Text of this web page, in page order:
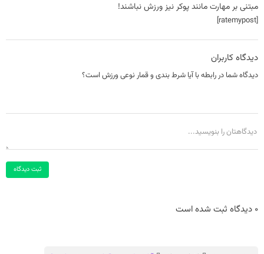
مبتنی بر مهارت مانند پوکر نیز ورزش نباشند!
[ratemypost]
دیدگاه کاربران
دیدگاه شما در رابطه با آیا شرط بندی و قمار نوعی ورزش است؟
ثبت دیدگاه
0 دیدگاه ثبت شده است